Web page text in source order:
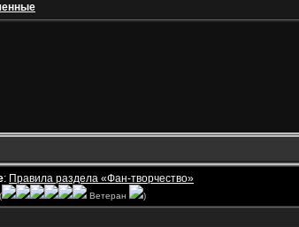
: Правила раздела «Фан-творчество»
Ветеран )